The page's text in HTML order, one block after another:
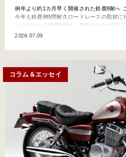
例年より約1カ月早く開催された鈴鹿8耐へ
今年も鈴鹿8時間耐久ロードレースの取材に
して知られる鈴鹿8耐は、例年であれば7月
す。しかし今年は7月3日（金）〜7月5日（
い数字となりました。夏休み前の開…
2026.07.09
コラム＆エッセイ